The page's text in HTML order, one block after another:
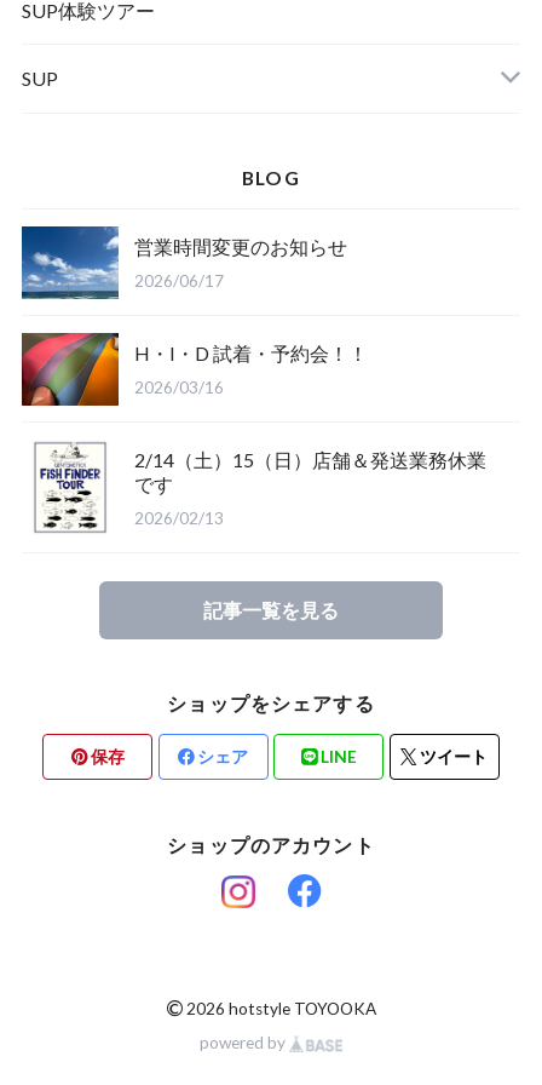
KAYA
Salty Crew
Helmet
SOX
Glove
Norrona
SUP体験ツアー
SUP
BLOG
営業時間変更のお知らせ
2026/06/17
H・I・D 試着・予約会！！
2026/03/16
2/14（土）15（日）店舗＆発送業務休業
です
2026/02/13
記事一覧を見る
ショップをシェアする
保存 シェア LINE ツイート
ショップのアカウント
© 2026 hotstyle TOYOOKA
powered by